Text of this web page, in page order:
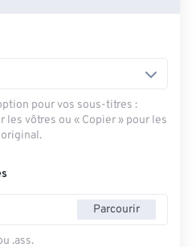
pour vos sous-titres :
les vôtres ou « Copier » pour les
Parcourir
.ass.